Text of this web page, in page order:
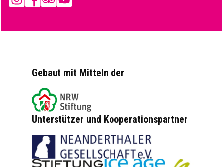
Gebaut mit Mitteln der
Unterstützer und Kooperationspartner